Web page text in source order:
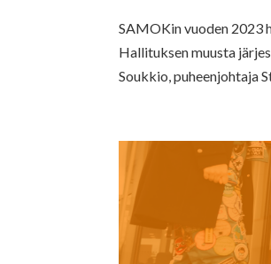
SAMOKin vuoden 2023
Hallituksen muusta
Soukkio, puheenjohtaja